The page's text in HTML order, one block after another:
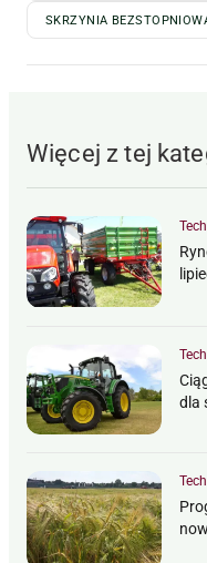
SKRZYNIA
Więcej z tej
dla